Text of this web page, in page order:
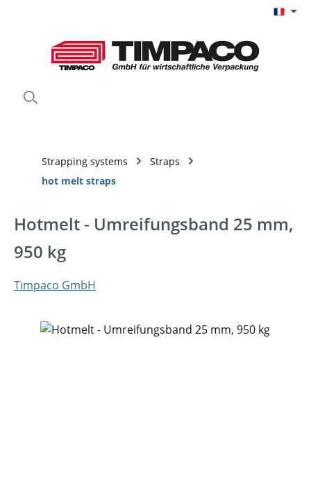
Strapping systems
Straps
hot melt straps
Hotmelt - Umreifungsband 25 mm,
950 kg
Timpaco GmbH
Ignorer la galerie d'images